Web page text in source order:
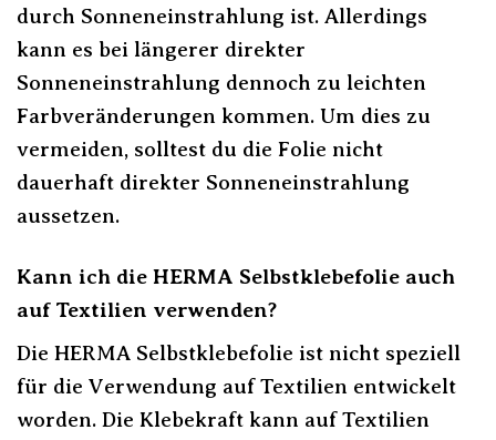
durch Sonneneinstrahlung ist. Allerdings
kann es bei längerer direkter
Sonneneinstrahlung dennoch zu leichten
Farbveränderungen kommen. Um dies zu
vermeiden, solltest du die Folie nicht
dauerhaft direkter Sonneneinstrahlung
aussetzen.
Kann ich die HERMA Selbstklebefolie auch
auf Textilien verwenden?
Die HERMA Selbstklebefolie ist nicht speziell
für die Verwendung auf Textilien entwickelt
worden. Die Klebekraft kann auf Textilien